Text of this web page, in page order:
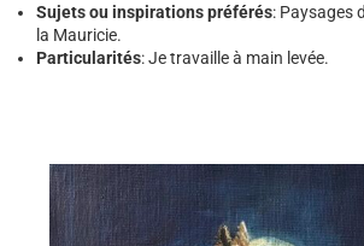
Sujets ou inspirations préférés: Paysages
la Mauricie.
Particularités: Je travaille à main levée.